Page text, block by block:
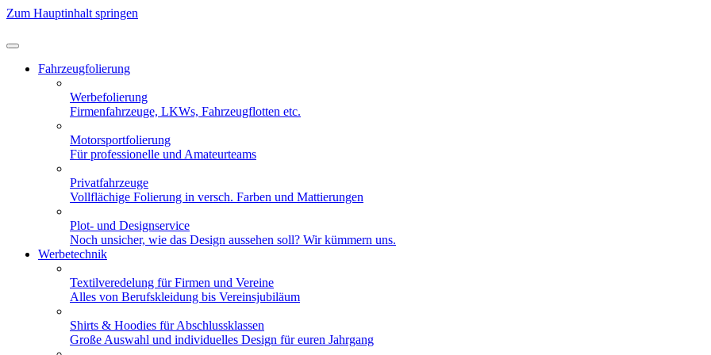
Zum Hauptinhalt springen
Fahrzeugfolierung
Werbefolierung
Firmenfahrzeuge, LKWs, Fahrzeugflotten etc.
Motorsportfolierung
Für professionelle und Amateurteams
Privatfahrzeuge
Vollflächige Folierung in versch. Farben und Mattierungen
Plot- und Designservice
Noch unsicher, wie das Design aussehen soll? Wir kümmern uns.
Werbetechnik
Textilveredelung für Firmen und Vereine
Alles von Berufskleidung bis Vereinsjubiläum
Shirts & Hoodies für Abschlussklassen
Große Auswahl und individuelles Design für euren Jahrgang